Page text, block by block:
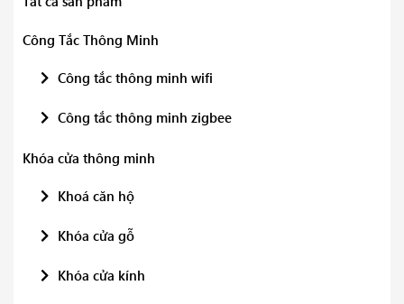
Công Tắc Thông Minh
Công tắc thông minh wifi
Công tắc thông minh zigbee
Khóa cửa thông minh
Khoá căn hộ
Khóa cửa gỗ
Khóa cửa kính